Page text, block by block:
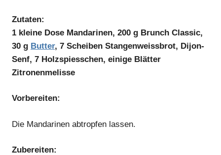
Zutaten:
1 kleine Dose Mandarinen, 200 g Brunch Classic,
30 g Butter, 7 Scheiben Stangenweissbrot, Dijon-
Senf, 7 Holzspiesschen, einige Blätter
Zitronenmelisse
Vorbereiten:
Die Mandarinen abtropfen lassen.
Zubereiten: